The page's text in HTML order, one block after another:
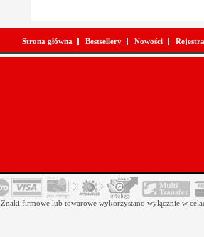
Strona główna Bestsellery Nowości
Znaki firmowe lub towarowe wykorzystano wyłącznie w